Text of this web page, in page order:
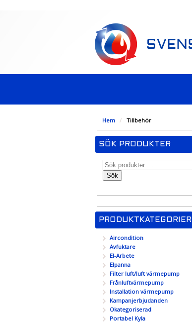
Hem / Tillbehör
SÖK PRODUKTER
Sök
PRODUKTKATEGORIER
Aircondition
Avfuktare
El-Arbete
Elpanna
Filter luft/luft värmepump
Frånluftvärmepump
Installation värmepump
Kampanjerbjudanden
Okategoriserad
Portabel Kyla